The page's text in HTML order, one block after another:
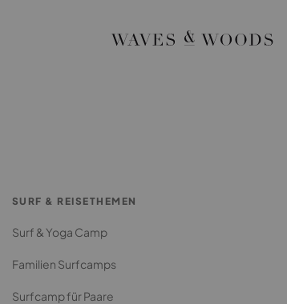
SURF & REISETHEMEN
Surf & Yoga Camp
Familien Surfcamps
Surfcamp für Paare